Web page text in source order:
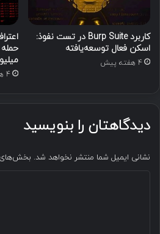
کاربرد Burp Suite در تست نفوذ:
اسکن فعال توسعه‌یافته
4 هفته پیش
4 هفته پیش
دیدگاهتان را بنویسید
نشانی ایمیل شما منتشر نخواهد شد. بخش‌های